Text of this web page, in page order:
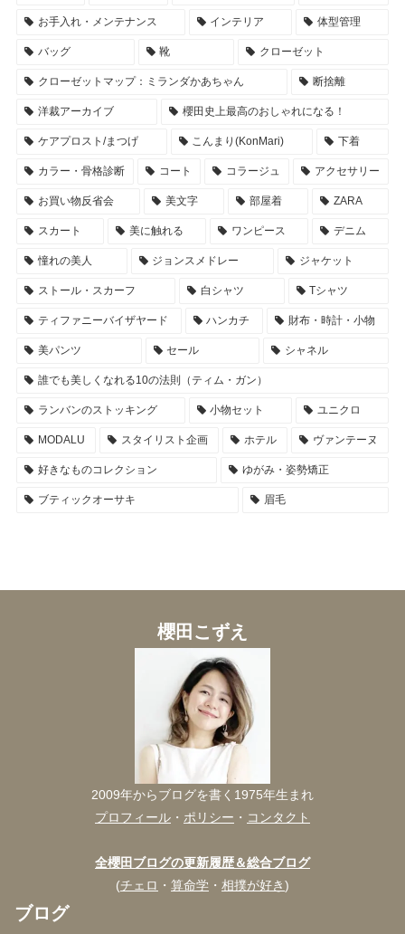
お手入れ・メンテナンス インテリア 体型管理
バッグ 靴 クローゼット
クローゼットマップ：ミランダかあちゃん 断捨離
洋裁アーカイブ 櫻田史上最高のおしゃれになる！
ケアプロスト/まつげ こんまり(KonMari) 下着
カラー・骨格診断 コート コラージュ アクセサリー
お買い物反省会 美文字 部屋着 ZARA
スカート 美に触れる ワンピース デニム
憧れの美人 ジョンスメドレー ジャケット
ストール・スカーフ 白シャツ Tシャツ
ティファニーバイザヤード ハンカチ 財布・時計・小物
美パンツ セール シャネル
誰でも美しくなれる10の法則（ティム・ガン）
ランバンのストッキング 小物セット ユニクロ
MODALU スタイリスト企画 ホテル ヴァンテーヌ
好きなものコレクション ゆがみ・姿勢矯正
ブティックオーサキ 眉毛
櫻田こずえ
2009年からブログを書く1975年生まれ
プロフィール ・ ポリシー ・ コンタクト
全櫻田ブログの更新履歴＆総合ブログ
(チェロ ・ 算命学 ・ 相撲が好き)
ブログ